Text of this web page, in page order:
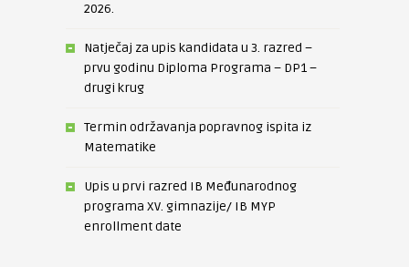
2026.
Natječaj za upis kandidata u 3. razred –
prvu godinu Diploma Programa – DP1 –
drugi krug
Termin održavanja popravnog ispita iz
Matematike
Upis u prvi razred IB Međunarodnog
programa XV. gimnazije/ IB MYP
enrollment date